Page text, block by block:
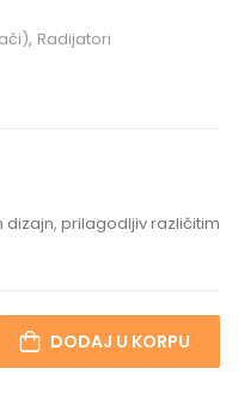
, Radijatori
prilagodljiv različitim
DODAJ U KORPU